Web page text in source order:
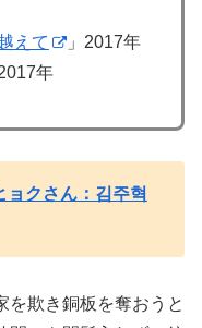
えて
」2017年
年
ョクさん：김주혁
を欺き銅板を奪おうと